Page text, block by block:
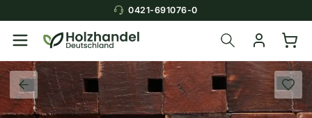
0421-691076-0